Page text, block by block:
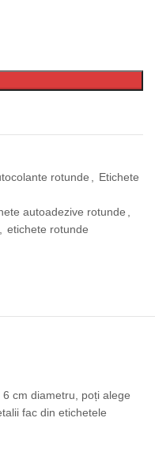
rotunde
Etichete
autoadezive rotunde
etichete rotunde
cm diametru, poți alege
fac din etichetele